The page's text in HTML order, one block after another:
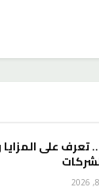
تعرف على